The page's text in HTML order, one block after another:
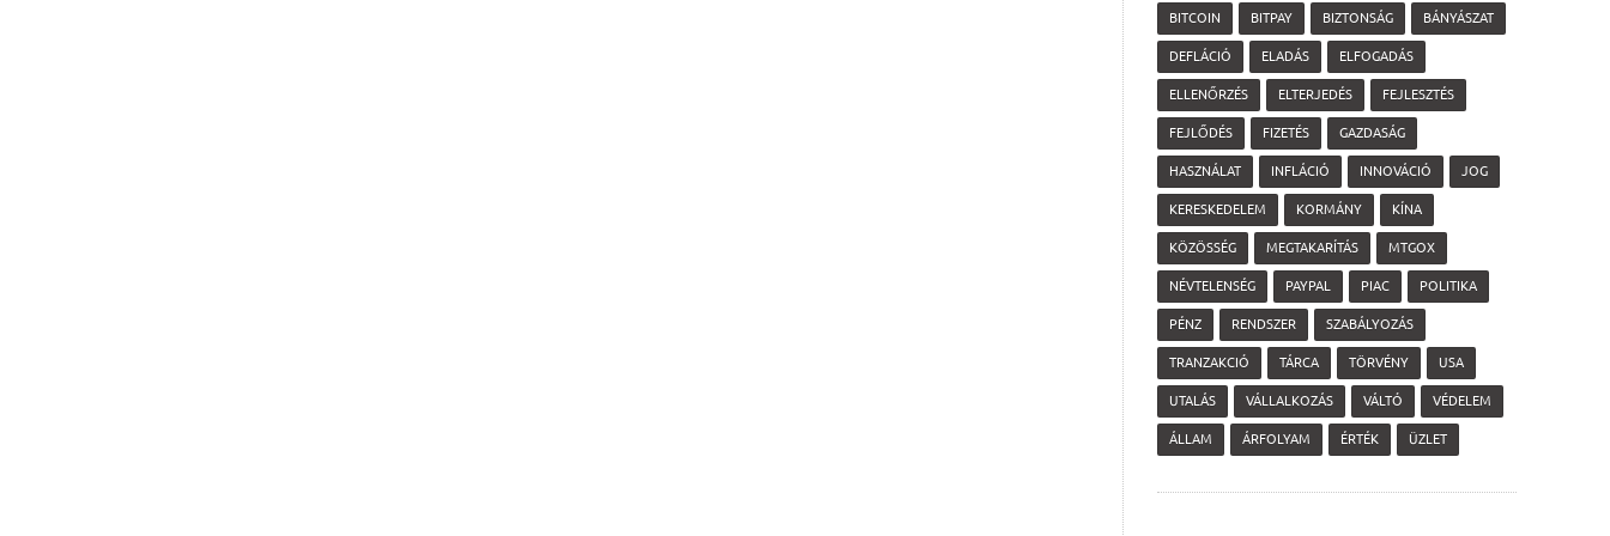
BITCOIN BITPAY BIZTONSÁG BÁNYÁSZAT
DEFLÁCIÓ ELADÁS ELFOGADÁS
ELLENŐRZÉS ELTERJEDÉS FEJLESZTÉS
FEJLŐDÉS FIZETÉS GAZDASÁG
HASZNÁLAT INFLÁCIÓ INNOVÁCIÓ JOG
KERESKEDELEM KORMÁNY KÍNA
KÖZÖSSÉG MEGTAKARÍTÁS MTGOX
NÉVTELENSÉG PAYPAL PIAC POLITIKA
PÉNZ RENDSZER SZABÁLYOZÁS
TRANZAKCIÓ TÁRCA TÖRVÉNY USA
UTALÁS VÁLLALKOZÁS VÁLTÓ VÉDELEM
ÁLLAM ÁRFOLYAM ÉRTÉK ÜZLET